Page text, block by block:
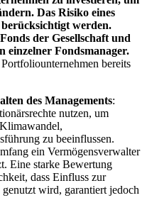
Das Risiko eines
berücksichtigt werden.
der Gesellschaft und
einzelner Fondsmanager.
bereits
des Managements:
nutzen, um
zu beeinflussen.
ein Vermögensverwalter
Eine starke Bewertung
dass Einfluss zur
wird, garantiert jedoch